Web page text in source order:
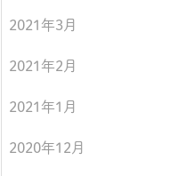
2021年3月
2021年2月
2021年1月
2020年12月